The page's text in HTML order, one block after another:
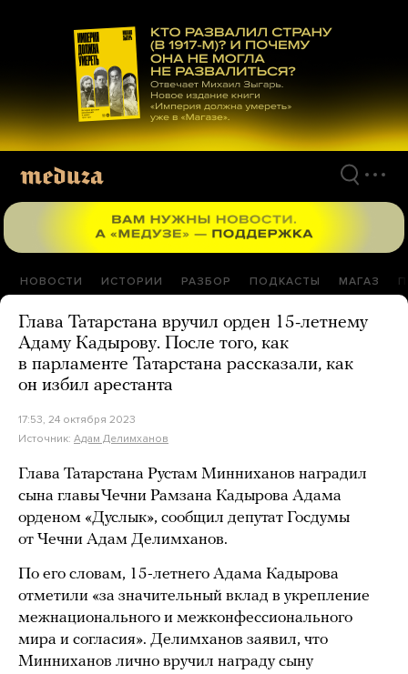
материалам
НОВОСТИ ИСТОРИИ РАЗБОР ПОДКАСТЫ МАГАЗ
Глава Татарстана вручил орден 15-летнему
Адаму Кадырову. После того, как
в парламенте Татарстана рассказали, как
он избил арестанта
17:53, 24 октября 2023
Источник: Адам Делимханов
Глава Татарстана Рустам Минниханов наградил
сына главы Чечни Рамзана Кадырова Адама
орденом «Дуслык», сообщил депутат Госдумы
от Чечни Адам Делимханов.
По его словам, 15-летнего Адама Кадырова
отметили «за значительный вклад в укрепление
межнационального и межконфессионального
мира и согласия». Делимханов заявил, что
Минниханов лично вручил награду сыну